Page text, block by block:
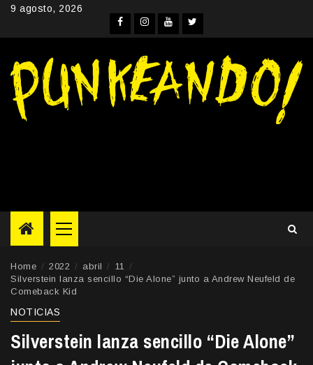
Skip9 agosto, 2026
Facebook
Instagram
YouTube
Twitter
Primary
Menu
Home 2022 abril
11
Silverstein lanza sencillo “Die Alone” junto a Andrew Neufeld de
Comeback Kid
NOTICIAS
Silverstein lanza sencillo “Die Alone”